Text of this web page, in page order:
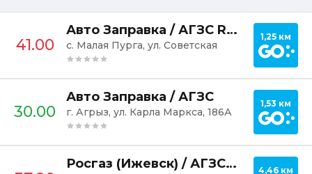
41.00
Авто Заправка / АГЗС Red-Gaz
с. Малая Пурга, ул. Советская
1,25 км
30.00
Авто Заправка / АГЗС
г. Агрыз, ул. Карла Маркса, 186А
1,53 км
Росгаз (Ижевск) / АГЗС №03 4,46 км